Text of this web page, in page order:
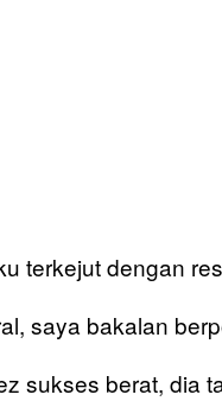
terkejut dengan
saya bakalan
sukses berat, dia